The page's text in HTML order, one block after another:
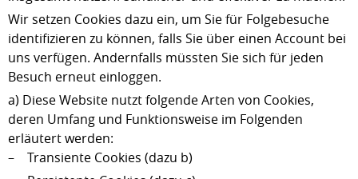
Wir setzen Cookies dazu ein, um Sie für Folgebesuche
identifizieren zu können, falls Sie über einen Account bei
uns verfügen. Andernfalls müssten Sie sich für jeden
Besuch erneut einloggen.
a) Diese Website nutzt folgende Arten von Cookies,
deren Umfang und Funktionsweise im Folgenden
erläutert werden:
– Transiente Cookies (dazu b)